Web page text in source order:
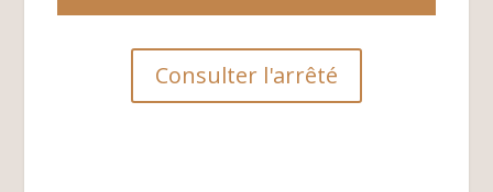
Consulter l'arrêté